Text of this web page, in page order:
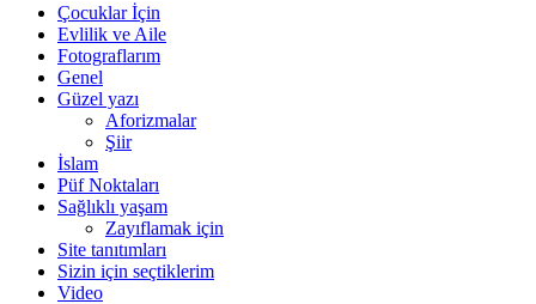
Çocuklar İçin
Evlilik ve Aile
Fotograflarım
Genel
Güzel yazı
Aforizmalar
Şiir
İslam
Püf Noktaları
Sağlıklı yaşam
Zayıflamak için
Site tanıtımları
Sizin için seçtiklerim
Video